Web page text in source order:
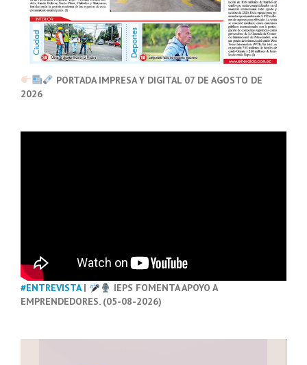
PORTADA IMPRESA Y DIGITAL 07 DE AGOSTO DE
2026
#ENTREVISTA|
IEPS FOMENTA APOYO A
EMPRENDEDORES. (05-08-2026)